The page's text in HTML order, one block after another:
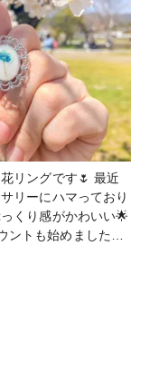
リングです🌷 最近
リーにハマっており
くり感がかわいい🌟
ントも始めました🤗
お気軽にフォロ